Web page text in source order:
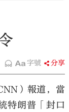
字號 分享
）報道，當
特朗普「封口